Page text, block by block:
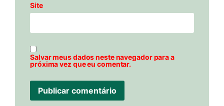
Site
Salvar meus dados neste navegador para a
próxima vez que eu comentar.